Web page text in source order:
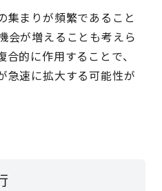
集まりが頻繁であること
会が増えることも考えら
的に作用することで、
急速に拡大する可能性が